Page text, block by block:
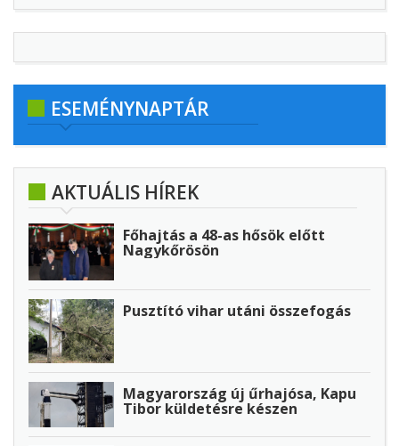
ESEMÉNYNAPTÁR
AKTUÁLIS HÍREK
Főhajtás a 48-as hősök előtt
Nagykőrösön
Pusztító vihar utáni összefogás
Magyarország új űrhajósa, Kapu
Tibor küldetésre készen